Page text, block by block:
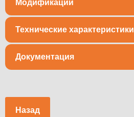
Модификации
Технические характеристики
Документация
Назад